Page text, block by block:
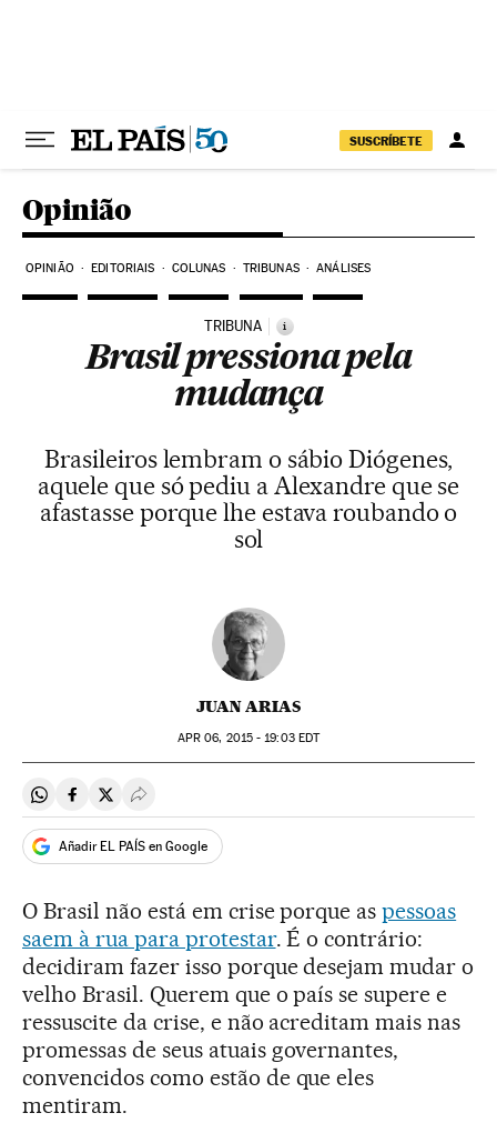
SUSCRÍBETE
Opinião
OPINIÃO EDITORIAIS COLUNAS TRIBUNAS ANÁLISES
TRIBUNA i
Brasil pressiona pela
mudança
Brasileiros lembram o sábio Diógenes,
aquele que só pediu a Alexandre que se
afastasse porque lhe estava roubando o
sol
JUAN ARIAS
APR 06, 2015 - 19:03EDT
Compartir en Whatsapp
Compartir en Facebook
Compartir en Twitter
Desplegar Redes Sociales
Añadir EL PAÍS en Google
O Brasil não está em crise porque aspessoas
saem à rua para protestar. É o contrário:
decidiram fazer isso porque desejam mudar o
velho Brasil. Querem que o país se supere e
ressuscite da crise, e não acreditam mais nas
promessas de seus atuais governantes,
convencidos como estão de que eles
mentiram.